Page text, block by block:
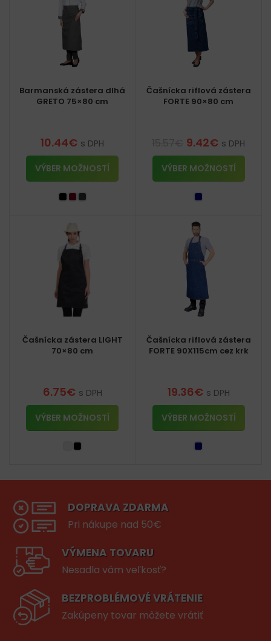
Barmanská zástera dlhá
GRETO 75×80 cm
10.44€ s DPH
VÝBER MOŽNOSTÍ
Čašnícka riflová zástera
FORTE 90×80 cm
9.42€ s DPH
VÝBER MOŽNOSTÍ
Čašnícka zástera LIGHT
70×80 cm
6.75€ s DPH
VÝBER MOŽNOSTÍ
Čašnícka riflová zástera
FORTE 90X115cm cez krk
19.36€ s DPH
VÝBER MOŽNOSTÍ
DOPRAVA ZDARMA
Pri nákupe nad 50€
VÝMENA TOVARU
Nesadla vám veľkosť?
BEZPROBLÉMOVÉ VRÁTENIE
Zakúpeny tovar môžete vrátiť